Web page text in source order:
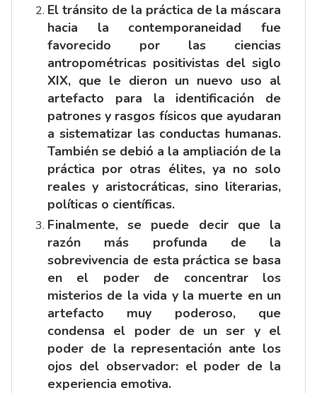
El tránsito de la práctica de la máscara
hacia la contemporaneidad fue
favorecido por las ciencias
antropométricas positivistas del siglo
XIX, que le dieron un nuevo uso al
artefacto para la identificación de
patrones y rasgos físicos que ayudaran
a sistematizar las conductas humanas.
También se debió a la ampliación de la
práctica por otras élites, ya no solo
reales y aristocráticas, sino literarias,
políticas o científicas.
Finalmente, se puede decir que la
razón más profunda de la
sobrevivencia de esta práctica se basa
en el poder de concentrar los
misterios de la vida y la muerte en un
artefacto muy poderoso, que
condensa el poder de un ser y el
poder de la representación ante los
ojos del observador: el poder de la
experiencia emotiva.